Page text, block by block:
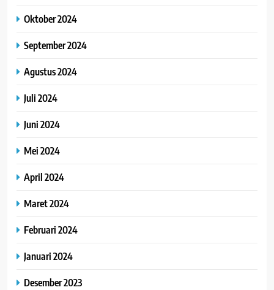
Oktober 2024
September 2024
Agustus 2024
Juli 2024
Juni 2024
Mei 2024
April 2024
Maret 2024
Februari 2024
Januari 2024
Desember 2023